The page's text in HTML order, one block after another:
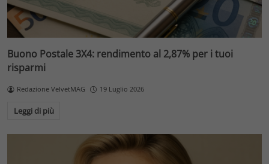
Buono Postale 3X4: rendimento al 2,87% per i tuoi
risparmi
Redazione VelvetMAG 19 Luglio 2026
Leggi di più